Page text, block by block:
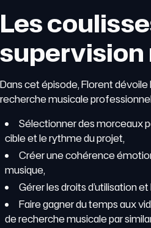
Les
Dans cet épisode, Florent
recherche musicale
Sélectionner des morceaux
cible et le rythme du projet,
Créer une cohérence
musique,
Gérer les droits d’utilisation
Faire gagner du temps aux
de recherche musicale par